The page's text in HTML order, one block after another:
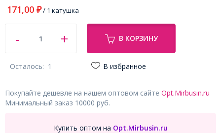
171,00 ₽/ 1 катушка
В КОРЗИНУ
Осталось: 1 В избранное
Покупайте дешевле на нашем оптовом сайте Opt.Mirbusin.ru
Минимальный заказ 10000 руб.
Купить оптом на Opt.Mirbusin.ru